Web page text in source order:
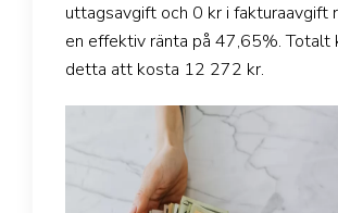
uttagsavgift och 0 kr i fakturaavgift
en effektiv ränta på 47,65%. Totalt
detta att kosta 12 272 kr.